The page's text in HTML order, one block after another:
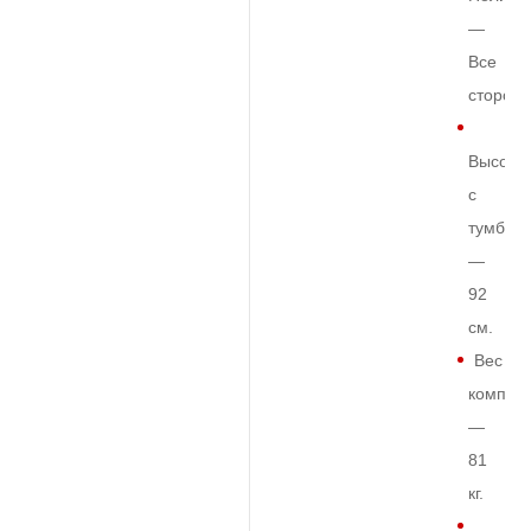
—
Все
Высота
с
тумбой
—
92
см.
Вес
—
81
кг.